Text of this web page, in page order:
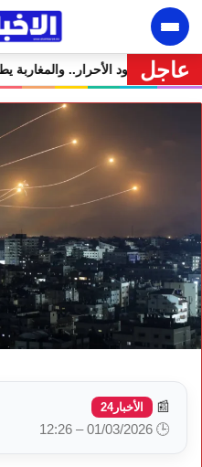
عاجلفي حالة سراح🔥 شوكي يعيد وعود
📰 الأخبار24
🕒 01/03/2026 – 12:26